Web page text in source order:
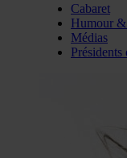
Cabaret
Humour
Médias
Présidents